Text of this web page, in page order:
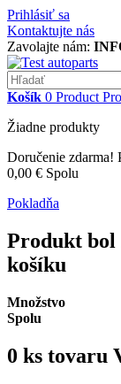
Prihlásiť sa
Kontaktujte nás
Zavolajte nám:
Košík 0 Product
Žiadne produkty
Doručenie zdarma!
0,00 € Spolu
Pokladňa
Produkt bol
košíku
Množstvo
Spolu
0 ks tovaru